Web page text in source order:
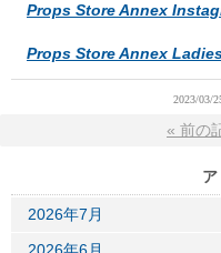
Props Store Annex
Props Store Annex
2023/03/
« 前の
2026年7月